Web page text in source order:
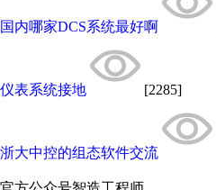
国内哪家DCS系统最好啊
仪表系统接地 [2285]
浙大中控的组态软件交流